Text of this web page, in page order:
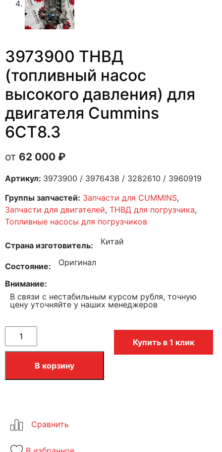
3973900 ТНВД
(топливный насос
высокого давления) для
двигателя Cummins
6CT8.3
62 000 ₽
Артикул: 3973900 / 3976438 / 3282610 / 3960919
Группы запчастей: Запчасти для CUMMINS,
Запчасти для двигателей, ТНВД для погрузчика,
Топливные насосы для погрузчиков
Страна изготовитель Китай
Состояние Оригинал
Внимание
В связи с нестабильным курсом рубля, точную
цену уточняйте у наших менеджеров
В корзину
Купить в 1 клик